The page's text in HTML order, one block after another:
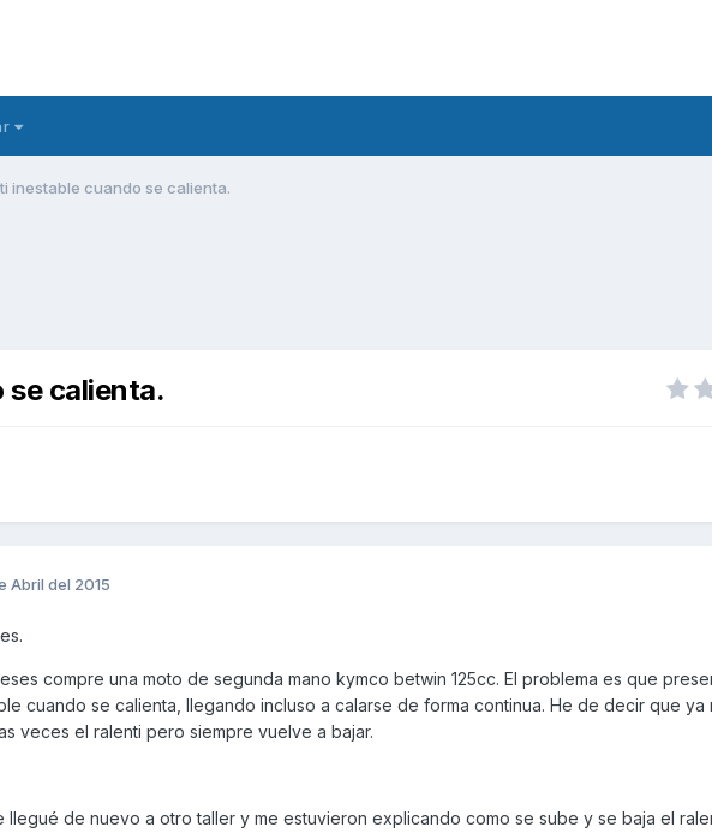
inestable cuando se calienta.
se calienta.
Abril del 2015
compre una moto de segunda mano kymco betwin 125cc. El problema es que
cuando se calienta, llegando incluso a calarse de forma continua. He de decir que ya
veces el ralenti pero siempre vuelve a bajar.
llegué de nuevo a otro taller y me estuvieron explicando como se sube y se baja el